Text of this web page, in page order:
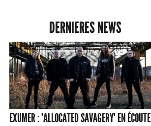
DERNIERES NEWS
EXUMER : "ALLOCATED SAVAGERY" EN ÉCOUTE